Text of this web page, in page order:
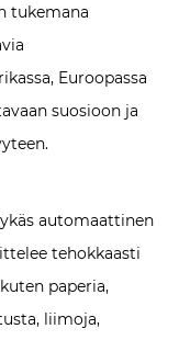
tukemana
Euroopassa
suosioon ja
automaattinen
tehokkaasti
paperia,
liimoja,